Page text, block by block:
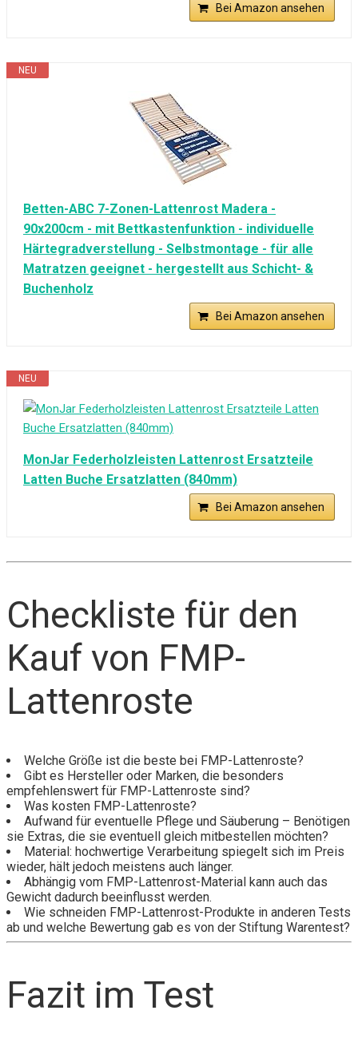
Bei Amazon ansehen
NEU
Betten-ABC 7-Zonen-Lattenrost Madera -
90x200cm - mit Bettkastenfunktion - individuelle
Härtegradverstellung - Selbstmontage - für alle
Matratzen geeignet - hergestellt aus Schicht- &
Buchenholz
Bei Amazon ansehen
NEU
MonJar Federholzleisten Lattenrost Ersatzteile
Latten Buche Ersatzlatten (840mm)
Bei Amazon ansehen
Checkliste für den
Kauf von FMP-
Lattenroste
Welche Größe ist die beste bei FMP-Lattenroste?
Gibt es Hersteller oder Marken, die besonders
empfehlenswert für FMP-Lattenroste sind?
Was kosten FMP-Lattenroste?
Aufwand für eventuelle Pflege und Säuberung – Benötigen
sie Extras, die sie eventuell gleich mitbestellen möchten?
Material: hochwertige Verarbeitung spiegelt sich im Preis
wieder, hält jedoch meistens auch länger.
Abhängig vom FMP-Lattenrost-Material kann auch das
Gewicht dadurch beeinflusst werden.
Wie schneiden FMP-Lattenrost-Produkte in anderen Tests
ab und welche Bewertung gab es von der Stiftung Warentest?
Fazit im Test